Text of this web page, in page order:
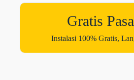
Gratis
Instalasi 100% Gratis,